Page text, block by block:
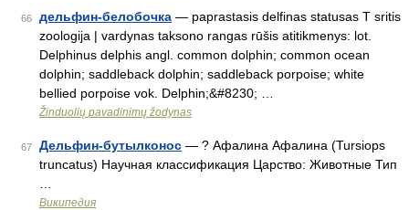
66 дельфин-белобочка — paprastasis delfinas statusas T sritis
zoologija | vardynas taksono rangas rūšis atitikmenys: lot.
Delphinus delphis angl. common dolphin; common ocean
dolphin; saddleback dolphin; saddleback porpoise; white
bellied porpoise vok. Delphin;&#8230; …
Žinduolių pavadinimų žodynas
67 Дельфин-бутылконос — ? Афалина Афалина (Tursiops
truncatus) Научная классификация Царство: Животные Тип
Википедия